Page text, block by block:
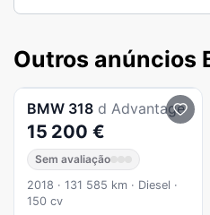
Outros anúncios
BMW 318 d Advantage
15 200 €
Sem avaliação
2018 · 131 585 km · Diesel ·
150 cv